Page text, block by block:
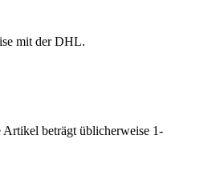
mit der DHL.
beträgt üblicherweise 1-